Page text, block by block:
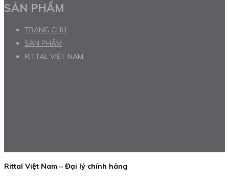
SẢN PHẨM
TRANG CHỦ
SẢN PHẨM
RITTAL VIỆT NAM
Rittal Việt Nam – Đại lý chính hãng